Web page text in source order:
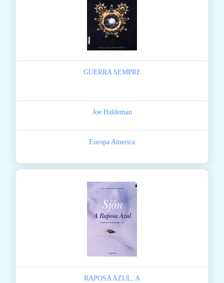
GUERRA SEMPRE
Joe Haldeman
Europa America
RAPOSA AZUL, A